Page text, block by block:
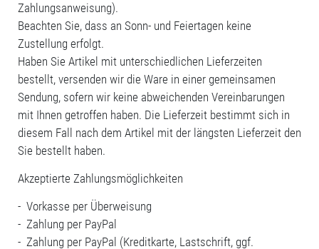
Zahlungsanweisung).
Beachten Sie, dass an Sonn- und Feiertagen keine
Zustellung erfolgt.
Haben Sie Artikel mit unterschiedlichen Lieferzeiten
bestellt, versenden wir die Ware in einer gemeinsamen
Sendung, sofern wir keine abweichenden Vereinbarungen
mit Ihnen getroffen haben. Die Lieferzeit bestimmt sich in
diesem Fall nach dem Artikel mit der längsten Lieferzeit den
Sie bestellt haben.
Akzeptierte Zahlungsmöglichkeiten
- Vorkasse per Überweisung
- Zahlung per PayPal
- Zahlung per PayPal (Kreditkarte, Lastschrift, ggf.